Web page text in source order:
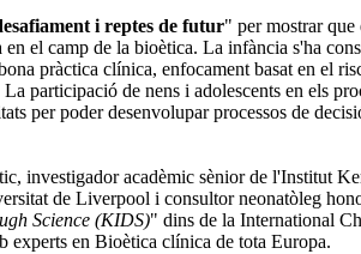
i reptes de futur" per mostrar
el camp de la bioètica. La infància s'ha
pràctica clínica, enfocament basat en el
participació de nens i adolescents en els
per poder desenvolupar processos de
investigador acadèmic sènior de l'Institut
de Liverpool i consultor neonatòleg
Science (KIDS)" dins de la International
experts en Bioètica clínica de tota Europa.